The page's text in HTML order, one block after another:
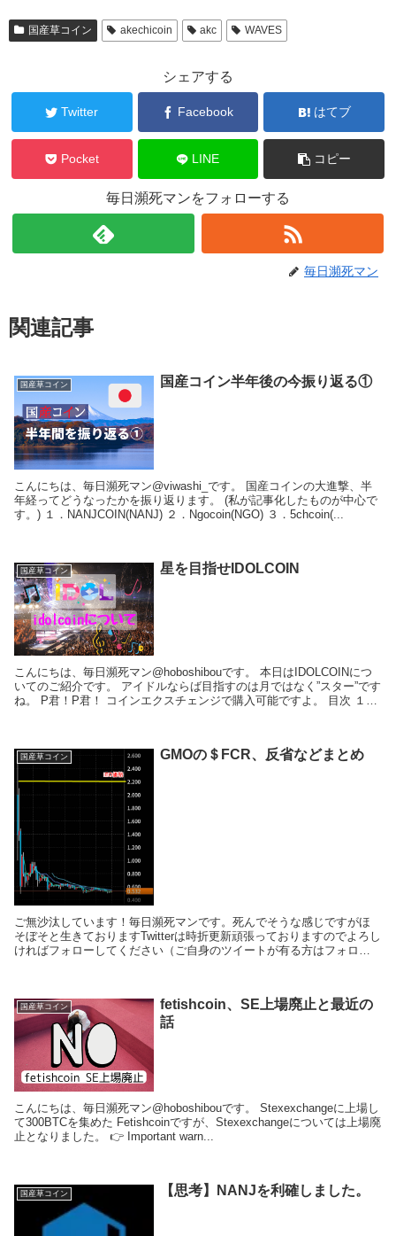
国産草コイン akechicoin akc WAVES
シェアする
Twitter Facebook はてブ
Pocket LINE コピー
毎日瀕死マンをフォローする
毎日瀕死マン
関連記事
国産草コイン 国産コイン半年後の今振り返る①
こんにちは、毎日瀕死マン@viwashi_です。 国産コインの大進撃、半
年経ってどうなったかを振り返ります。 (私が記事化したものが中心で
す。) １．NANJCOIN(NANJ) ２．Ngocoin(NGO) ３．5chcoin(...
国産草コイン 星を目指せIDOLCOIN
こんにちは、毎日瀕死マン@hoboshibouです。 本日はIDOLCOINにつ
いてのご紹介です。 アイドルならば目指すのは月ではなく”スター”です
ね。 P君！P君！ コインエクスチェンジで購入可能ですよ。 目次 １．
国産草コイン GMOの＄FCR、反省などまとめ
ご無沙汰しています！毎日瀕死マンです。死んでそうな感じですがほ
そぼそと生きておりますTwitterは時折更新頑張っておりますのでよろし
ければフォローしてください（ご自身のツイートが有る方はフォロバ
国産草コイン
fetishcoin、SE上場廃止と最近の
話
こんにちは、毎日瀕死マン@hoboshibouです。 Stexexchangeに上場し
て300BTCを集めた Fetishcoinですが、Stexexchangeについては上場廃
止となりました。 👉 Important warn...
国産草コイン 【思考】NANJを利確しました。